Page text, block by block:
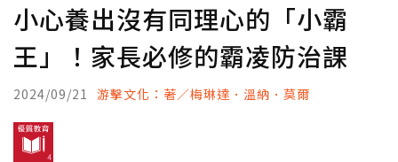
小心養出沒有同理心的「小霸
王」！家長必修的霸凌防治課
2024/09/21 游擊文化：著／梅琳達．溫納．莫爾